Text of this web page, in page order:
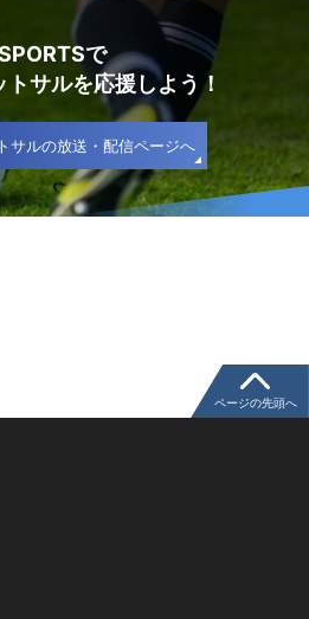
で
サルを応援しよう！
サルの放送・配信ページへ
ページの先頭へ